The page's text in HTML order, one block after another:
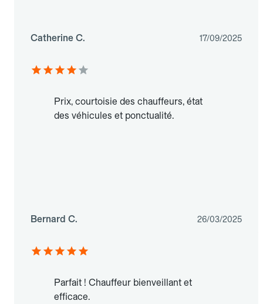
Catherine C. 17/09/2025
Prix, courtoisie des chauffeurs, état
des véhicules et ponctualité.
Bernard C. 26/03/2025
Parfait ! Chauffeur bienveillant et
efficace.